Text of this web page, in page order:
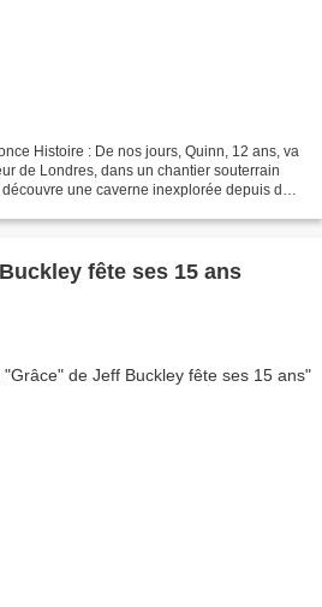
Histoire : De nos jours, Quinn, 12 ans, va
de Londres, dans un chantier souterrain
une caverne inexplorée depuis des
fête ses 15 ans